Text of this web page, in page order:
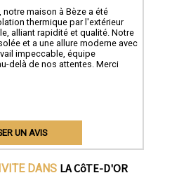
maison à Bèze a été
thermique par l'extérieur
alliant rapidité et qualité. Notre
et a une allure moderne avec
impeccable, équipe
delà de nos attentes. Merci
UN AVIS
DANS LA CôTE-D'OR